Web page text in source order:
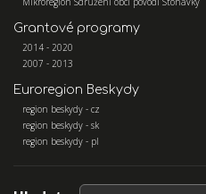
Grantové programy
2014 - 2020
2007 - 2013
Euroregion Beskydy
region beskydy - cz
region beskydy - sk
region beskydy - pl